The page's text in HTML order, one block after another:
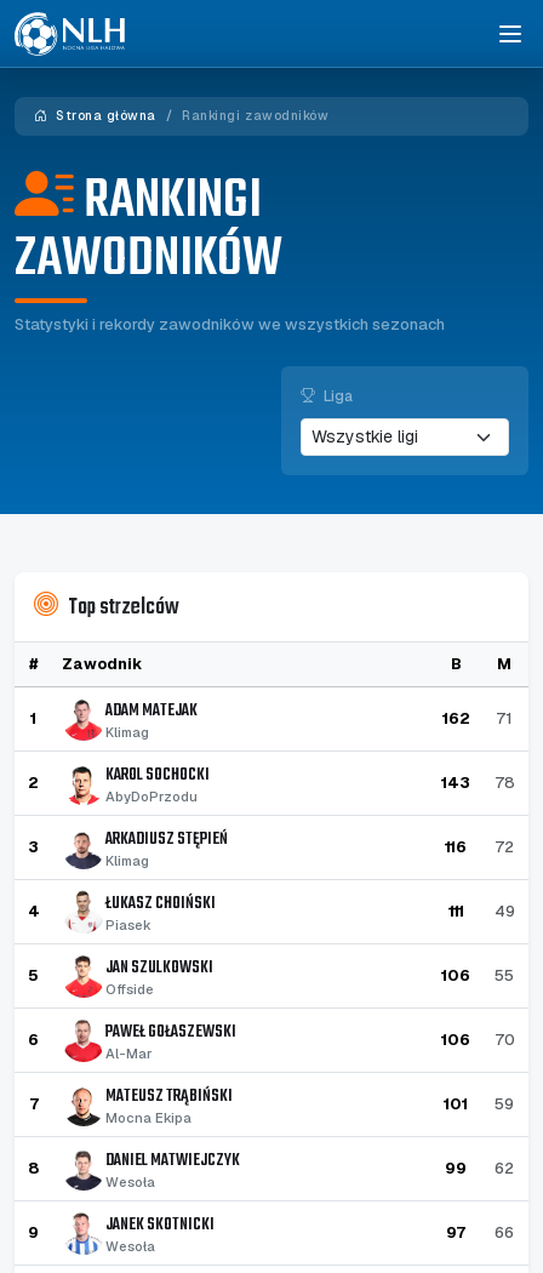
Strona główna Rankingi zawodników
RANKINGI
ZAWODNIKÓW
Statystyki i rekordy zawodników we wszystkich sezonach
Liga
Top strzelców
# Zawodnik B M
1 ADAM MATEJAK
Klimag
162 71
2 KAROL SOCHOCKI
AbyDoPrzodu
143 78
3 ARKADIUSZ STĘPIEŃ
Klimag
116 72
4 ŁUKASZ CHOIŃSKI
Piasek
111 49
5 JAN SZULKOWSKI
Offside
106 55
6 PAWEŁ GOŁASZEWSKI
Al-Mar
106 70
7 MATEUSZ TRĄBIŃSKI
Mocna Ekipa
101 59
8 DANIEL MATWIEJCZYK
Wesoła
99 62
9 JANEK SKOTNICKI
Wesoła
97 66